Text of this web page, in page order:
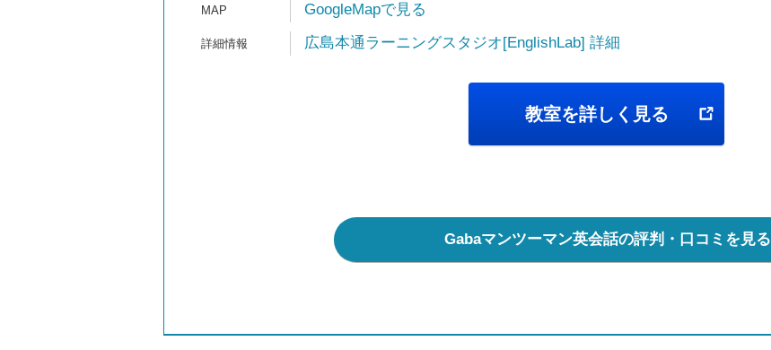
GoogleMapで見る
広島本通ラーニングスタジオ[EnglishLab] 詳細
教室を詳しく見る
Gabaマンツーマン英会話の評判・口コミを見る